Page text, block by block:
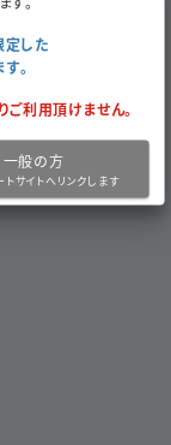
買取対象外
定した
。
利用頂けません。
一般の方